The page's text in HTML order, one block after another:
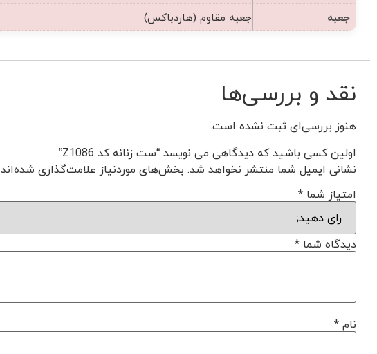
جعبه
جعبه مقاوم (هاردباکس)
نقد و بررسی‌ها
هنوز بررسی‌ای ثبت نشده است.
اولین کسی باشید که دیدگاهی می نویسد “ست زنانه کد Z1086”
نشانی ایمیل شما منتشر نخواهد شد. بخش‌های موردنیاز علامت‌گذاری شده‌اند
امتیاز شما *
دیدگاه شما *
نام*